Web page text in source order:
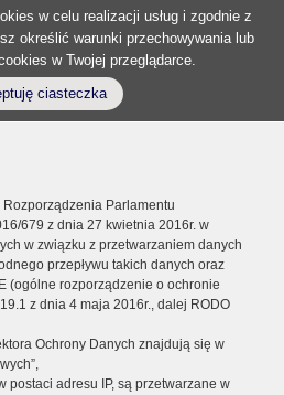
w celu realizacji usług i zgodnie z
określić warunki przechowywania lub
w Twojej przeglądarce.
ciasteczka
Parlamentu
679 z dnia 27 kwietnia 2016r. w
w związku z przetwarzaniem danych
przepływu takich danych oraz
(ogólne rozporządzenie o ochronie
z dnia 4 maja 2016r., dalej RODO
Ochrony Danych znajdują się w
postaci adresu IP, są przetwarzane w